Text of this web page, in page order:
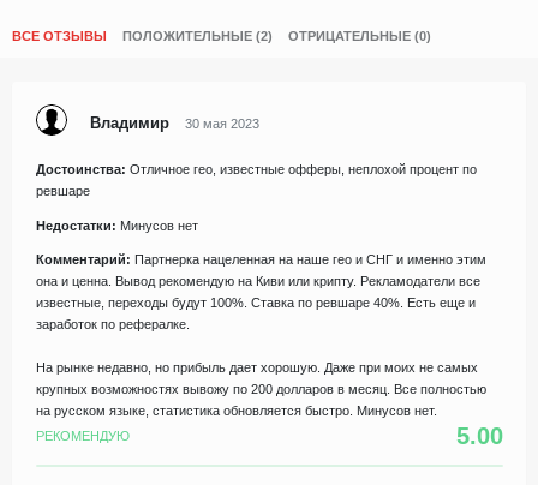
ВСЕ ОТЗЫВЫ ПОЛОЖИТЕЛЬНЫЕ (2) ОТРИЦАТЕЛЬНЫЕ (0)
Владимир 30 мая 2023
Достоинства: Отличное гео, известные офферы, неплохой процент по
ревшаре
Недостатки: Минусов нет
Комментарий: Партнерка нацеленная на наше гео и СНГ и именно этим
она и ценна. Вывод рекомендую на Киви или крипту. Рекламодатели все
известные, переходы будут 100%. Ставка по ревшаре 40%. Есть еще и
заработок по рефералке.
На рынке недавно, но прибыль дает хорошую. Даже при моих не самых
крупных возможностях вывожу по 200 долларов в месяц. Все полностью
на русском языке, статистика обновляется быстро. Минусов нет.
РЕКОМЕНДУЮ
5.00